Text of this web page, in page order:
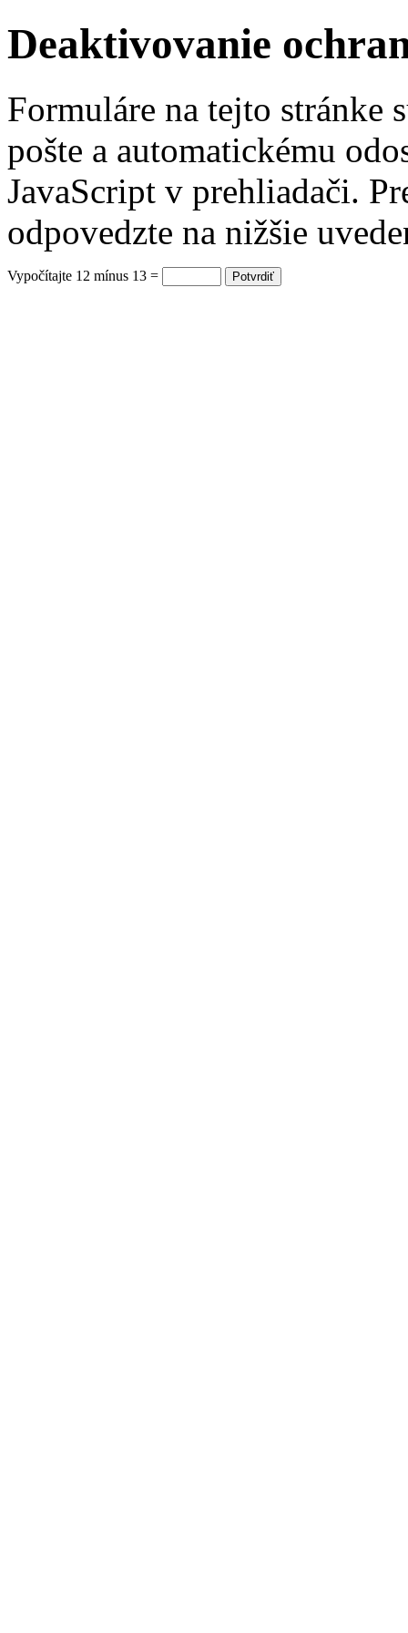
Deaktivovanie
Formuláre na tejto stránke
pošte a automatickému
JavaScript v prehliadači.
odpovedzte na nižšie
Vypočítajte 12 mínus 13 =